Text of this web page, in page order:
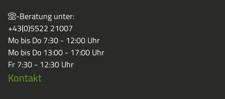
-Beratung unter:
+43(0)5522 21007
Mo bis Do 7:30 - 12:00 Uhr
Mo bis Do 13:00 - 17:00 Uhr
Fr 7:30 - 12:30 Uhr
Kontakt